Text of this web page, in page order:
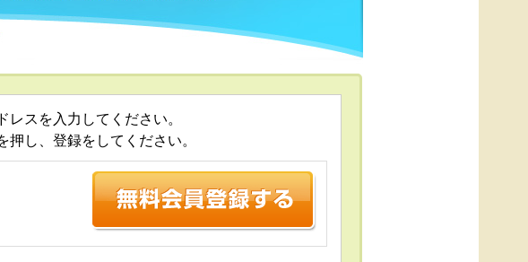
スを入力してください。
し、登録をしてください。